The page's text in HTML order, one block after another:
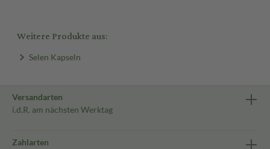
Weitere Produkte aus:
Selen Kapseln
Versandarten
i.d.R. am nächsten Werktag
Zahlarten